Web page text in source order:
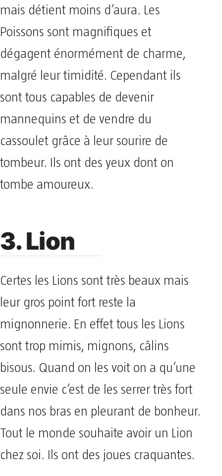
mais détient moins d’aura. Les
Poissons sont magnifiques et
dégagent énormément de charme,
malgré leur timidité. Cependant ils
sont tous capables de devenir
mannequins et de vendre du
cassoulet grâce à leur sourire de
tombeur. Ils ont des yeux dont on
tombe amoureux.
3. Lion
Certes les Lions sont très beaux mais
leur gros point fort reste la
mignonnerie. En effet tous les Lions
sont trop mimis, mignons, câlins
bisous. Quand on les voit on a qu’une
seule envie c’est de les serrer très fort
dans nos bras en pleurant de bonheur.
Tout le monde souhaite avoir un Lion
chez soi. Ils ont des joues craquantes.